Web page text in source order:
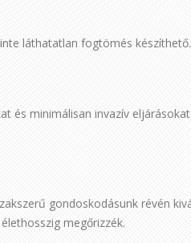
láthatatlan fogtömés készíthető.
minimálisan invazív
gondoskodásunk révén
megőrizzék.